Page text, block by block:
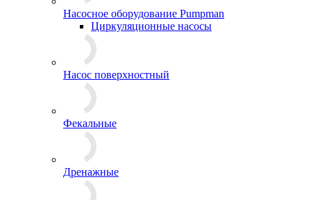
Насосное оборудование Pumpman
Циркуляционные насосы
Насос поверхностный
Фекальные
Дренажные